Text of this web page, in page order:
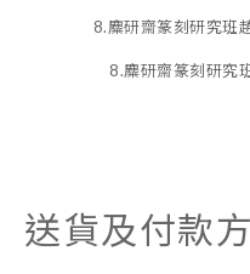
8.麋研齋篆刻研究班
8.麋研齋篆刻研究
送貨及付款